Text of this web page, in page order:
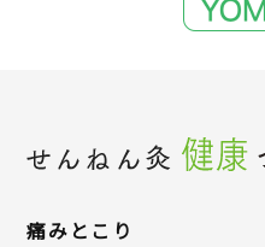
痛みとこり